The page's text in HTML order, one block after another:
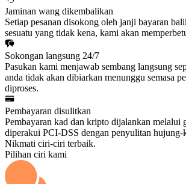
Jaminan wang dikembalikan
Setiap pesanan disokong oleh janji bayaran
sesuatu yang tidak kena, kami akan
Sokongan langsung 24/7
Pasukan kami menjawab sembang langsung
anda tidak akan dibiarkan menunggu semasa
diproses.
Pembayaran disulitkan
Pembayaran kad dan kripto dijalankan melalui
diperakui PCI-DSS dengan penyulitan hujung-
Nikmati ciri-ciri terbaik.
Pilihan ciri kami